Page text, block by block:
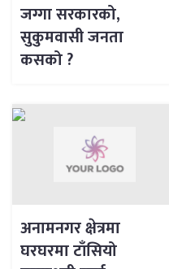
जग्गा सरकारको,
सुकुमवासी जनता
कसको ?
अनामनगर क्षेत्रमा
घरघरमा टाँसियो